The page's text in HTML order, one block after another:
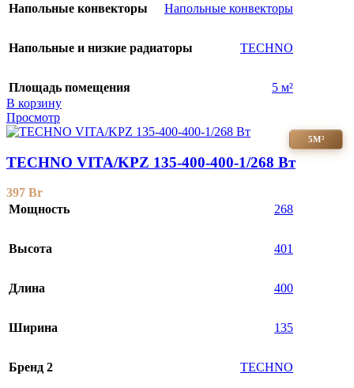
Напольные конвекторы Напольные конвекторы
Напольные и низкие радиаторы TECHNO
Площадь помещения
5 м²
В корзину
Просмотр
5М²
TECHNO VITA/KPZ 135-400-400-1/268 Вт
397 Br
Мощность
268
Высота 401
Длина 400
Ширина 135
Бренд 2 TECHNO